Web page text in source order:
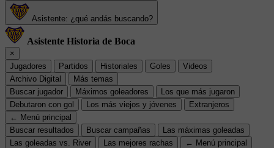
Asistente: ¿qué andás buscando?
Asistente Historia de Boca
×
Jugadores
Partidos Historiales Goles
Videos
Archivo Digital
Más temas
Buscar jugador
Máximos goleadores
Los que más jugaron
Debutaron con gol
Los más viejos y jóvenes
Extranjeros
← Menú principal
Buscar resultados
Buscar campañas
Las máximas goleadas
Las goleadas vs. River
Las mejores rachas
← Menú principal